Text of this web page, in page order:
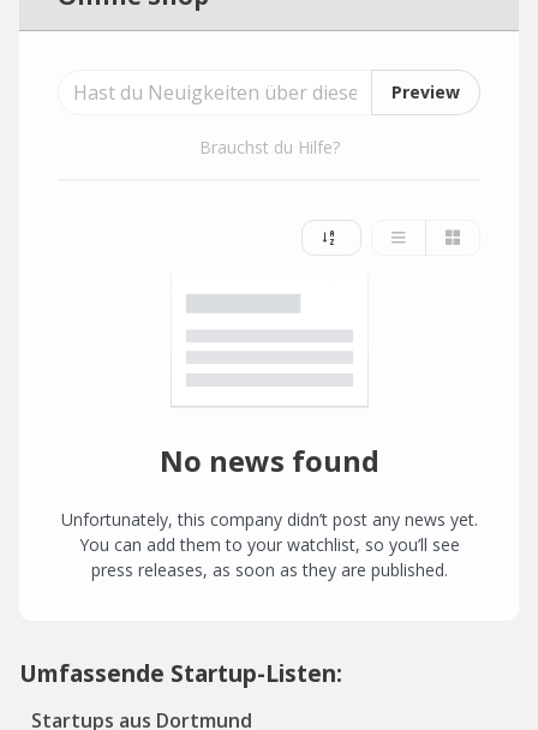
Preview
Brauchst du Hilfe?
No news found
Unfortunately, this company didn’t post any news yet.
You can add them to your watchlist, so you’ll see
press releases, as soon as they are published.
Umfassende Startup-Listen:
Startups aus Dortmund